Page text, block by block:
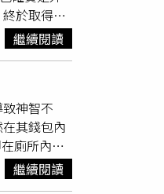
於取得健
把它放在
，不害怕
繳錢、遵
灣又多一
，曾一次
該砂糖在
台灣居留
。
繼續閱讀
神智不
其錢包內
廁所內意
粉末，經消
食過量導
繼續閱讀